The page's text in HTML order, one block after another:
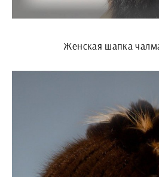
Женская шапка